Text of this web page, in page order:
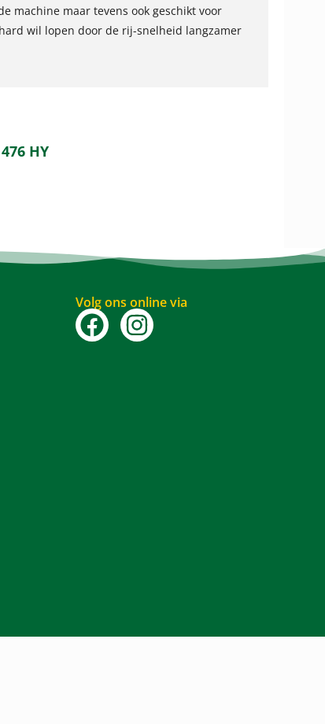
machine maar tevens ook geschikt voor
wil lopen door de rij-snelheid langzamer
HY
Volg ons online via